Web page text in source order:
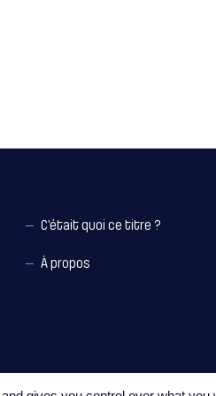
C’était quoi ce titre ?
À propos